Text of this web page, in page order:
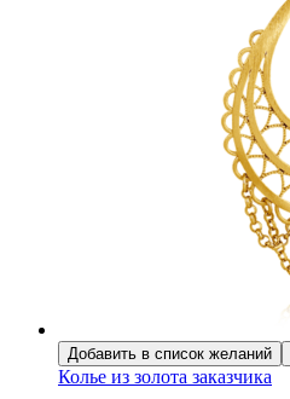
Добавить в список желаний
Колье из золота заказчика